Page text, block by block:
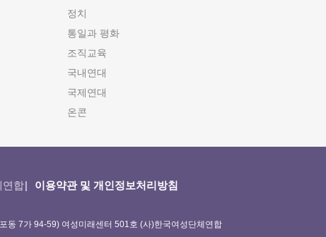
정치
통일과 평화
조직교육
국내연대
국제연대
온콘
연합 이용약관 및 개인정보처리방침
동 7가 94-59) 여성미래센터 501호 (사)한국여성단체연합